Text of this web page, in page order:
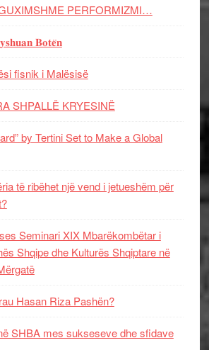
PERFORMIZMI…
𝐁𝐨𝐭𝐞̈𝐧
fisnik i Malësisë
SHPALLË KRYESINË
by Tertini Set to Make a Global
të ribëhet një vend i jetueshëm për
Seminari XIX Mbarëkombëtar i
Shqipe dhe Kulturës Shqiptare në
Hasan Riza Pashën?
SHBA mes sukseseve dhe sfidave